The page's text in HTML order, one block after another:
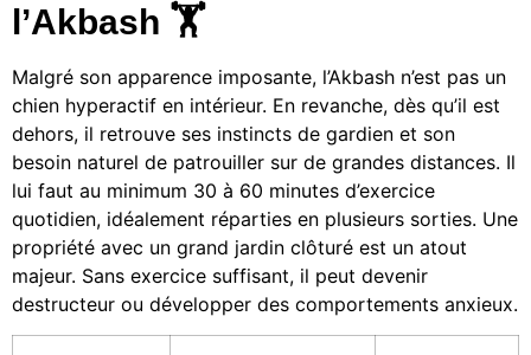
l’Akbash 🏋️
Malgré son apparence imposante, l’Akbash n’est pas un
chien hyperactif en intérieur. En revanche, dès qu’il est
dehors, il retrouve ses instincts de gardien et son
besoin naturel de patrouiller sur de grandes distances. Il
lui faut au minimum 30 à 60 minutes d’exercice
quotidien, idéalement réparties en plusieurs sorties. Une
propriété avec un grand jardin clôturé est un atout
majeur. Sans exercice suffisant, il peut devenir
destructeur ou développer des comportements anxieux.